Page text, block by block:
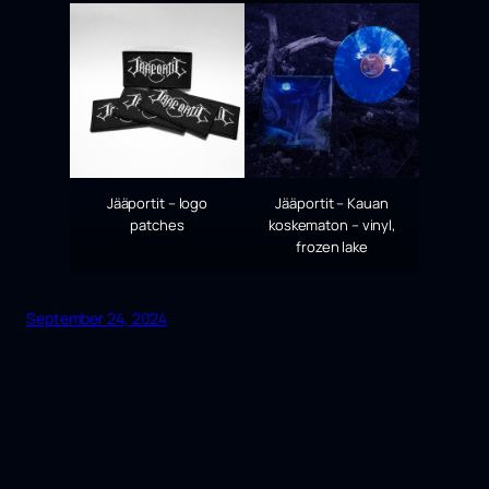
Jääportit – logo
patches
Jääportit – Kauan
koskematon – vinyl,
frozen lake
September 24, 2024